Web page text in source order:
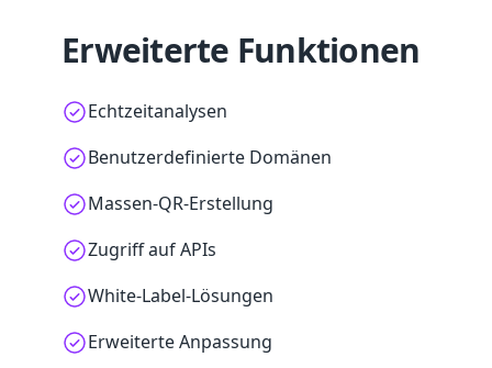
Erweiterte Funktionen
Echtzeitanalysen
Benutzerdefinierte Domänen
Massen-QR-Erstellung
Zugriff auf APIs
White-Label-Lösungen
Erweiterte Anpassung